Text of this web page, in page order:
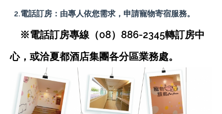
2.電話訂房：由專人依您需求，申請寵物寄宿服務。
※電話訂房專線（08）886-2345轉訂房中
心，或洽夏都酒店集團各分區業務處。